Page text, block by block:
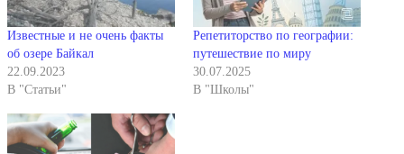
Известные и не очень факты
об озере Байкал
22.09.2023
В "Статьи"
Репетиторство по географии:
путешествие по миру
30.07.2025
В "Школы"